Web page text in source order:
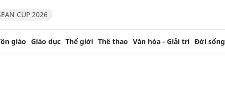
CUP 2026
giáo Giáo dục Thế giới Thể thao Văn hóa - Giải trí Đời sống